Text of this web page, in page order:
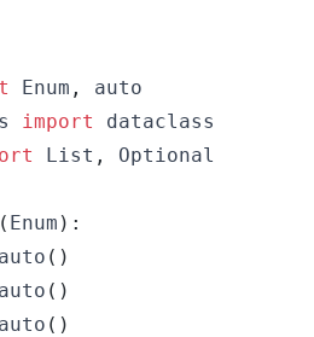
Enum ,
import
List ,
( Enum ) :
( )
( )
( )